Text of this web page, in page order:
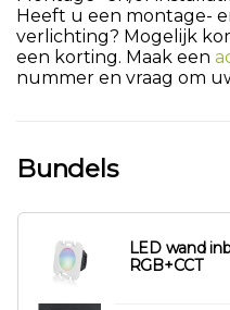
Heeft u een montage-
verlichting? Mogelijk
een korting. Maak een
nummer en vraag om
Bundels
LED wand
RGB+CCT